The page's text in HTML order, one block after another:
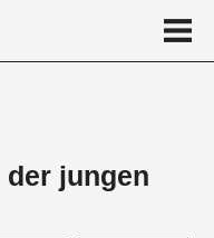
der jungen